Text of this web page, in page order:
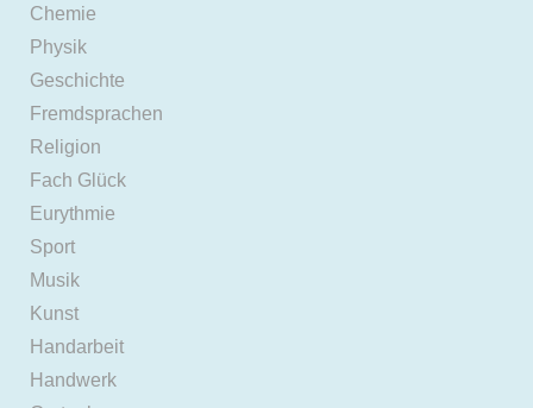
Chemie
Physik
Geschichte
Fremdsprachen
Religion
Fach Glück
Eurythmie
Sport
Musik
Kunst
Handarbeit
Handwerk